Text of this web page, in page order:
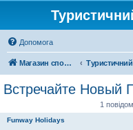
Допомога
Магазин спорядження
Встречайте Новый
1
Funway Holidays